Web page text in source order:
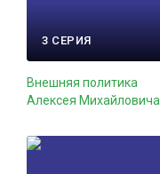
3 СЕРИЯ
Внешняя политика
Алексея Михайловича